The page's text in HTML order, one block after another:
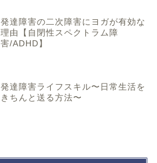
発達障害の二次障害にヨガが有効な
理由【自閉性スペクトラム障
害/ADHD】
発達障害ライフスキル〜日常生活を
きちんと送る方法〜